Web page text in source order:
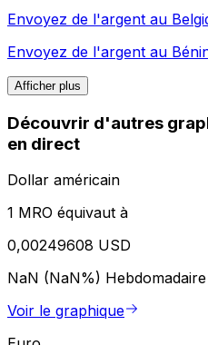
Envoyez de l'argent au
Envoyez de l'argent au
Afficher plus
Découvrir d'autres
en direct
Dollar américain
1 MRO équivaut à
0,00249608 USD
NaN (NaN%) Hebdomadaire
Voir le graphique